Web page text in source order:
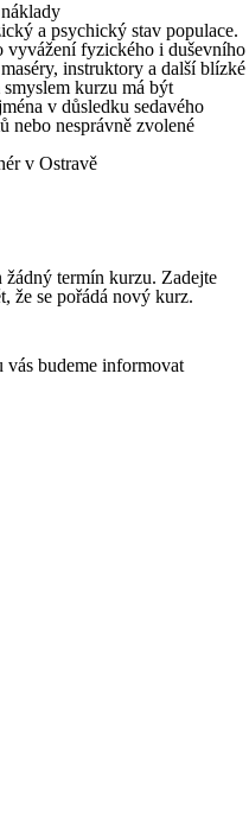
a psychický stav populace.
vyvážení fyzického i duševního
instruktory a další blízké
kurzu má být
v důsledku sedavého
nebo nesprávně zvolené
v Ostravě
termín kurzu. Zadejte
že se pořádá nový kurz.
budeme informovat